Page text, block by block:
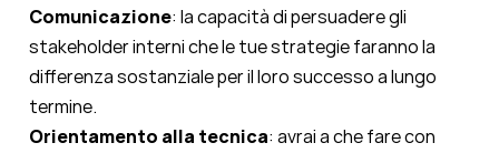
Comunicazione: la capacità di persuadere gli
stakeholder interni che le tue strategie faranno la
differenza sostanziale per il loro successo a lungo
termine.
Orientamento alla tecnica: avrai a che fare con